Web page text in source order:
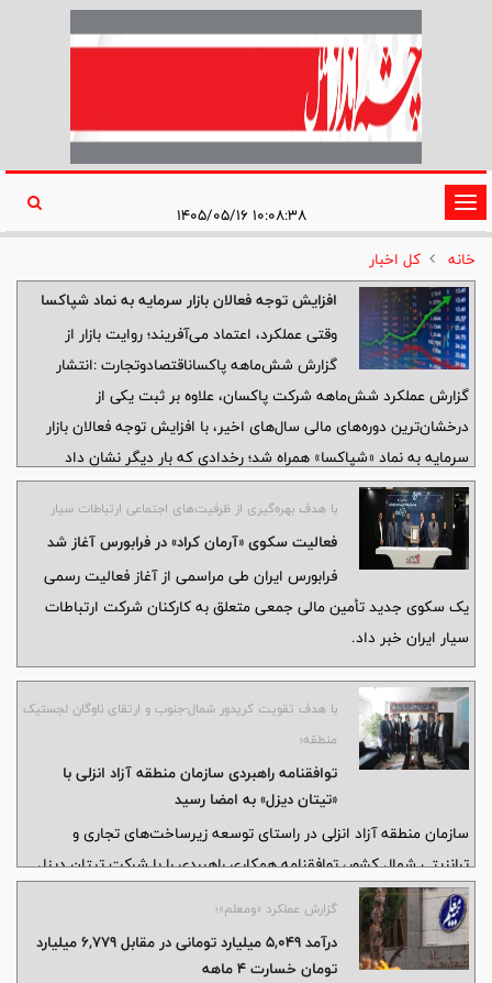
تغییر
وضعیت
ناوبری
۱۰:۰۸:۳۸ ۱۴۰۵/۰۵/۱۶
خانه
کل اخبار
افزایش توجه فعالان بازار سرمایه به نماد شپاکسا
وقتی عملکرد، اعتماد می‌آفریند؛ روایت بازار از
گزارش شش‌ماهه پاکساناقتصادوتجارت :انتشار
گزارش عملکرد شش‌ماهه شرکت پاکسان، علاوه بر ثبت یکی از
درخشان‌ترین دوره‌های مالی سال‌های اخیر، با افزایش توجه فعالان بازار
سرمایه به نماد «شپاکسا» همراه شد؛ رخدادی که بار دیگر نشان داد
عملکرد واقعی، معتبرترین سرمایه هر بنگاه اقتصادی است.
با هدف بهره‌گیری از ظرفیت‌های اجتماعی ارتباطات سیار
فعالیت سکوی «آرمان کراد» در فرابورس آغاز شد
فرابورس ایران طی مراسمی از آغاز فعالیت رسمی
یک سکوی جدید تأمین مالی جمعی متعلق به کارکنان شرکت ارتباطات
سیار ایران خبر داد.
با هدف تقویت کریدور شمال-جنوب و ارتقای ناوگان لجستیک
منطقه؛
توافقنامه راهبردی سازمان منطقه آزاد انزلی با
«تیتان دیزل» به امضا رسید
سازمان منطقه آزاد انزلی در راستای توسعه زیرساخت‌های تجاری و
ترانزیتی شمال کشور، توافقنامه همکاری راهبردی را با شرکت تیتان دیزل
به امضا رساند. این توافقنامه با تمرکز بر نوسازی ناوگان حمل‌ونقل و ارتقای
توان لجستیکی منطقه، زمینه بهره‌گیری بهینه از ظرفیت‌های بندر کاسپین
را فراهم می‌کند.
گزارش عملکرد «ومعلم»؛
درآمد ۵,۰۴۹ میلیارد تومانی در مقابل ۶,۷۷۹ میلیارد
تومان خسارت ۴ ماهه